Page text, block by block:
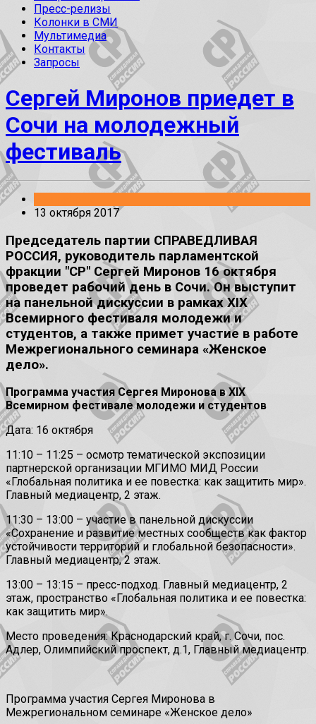
Пресс-релизы
Колонки в СМИ
Мультимедиа
Контакты
Запросы
Сергей Миронов приедет в
Сочи на молодежный
фестиваль
13 октября 2017
Председатель партии СПРАВЕДЛИВАЯ
РОССИЯ, руководитель парламентской
фракции "СР" Сергей Миронов 16 октября
проведет рабочий день в Сочи. Он выступит
на панельной дискуссии в рамках XIX
Всемирного фестиваля молодежи и
студентов, а также примет участие в работе
Межрегионального семинара «Женское
дело».
Программа участия Сергея Миронова вXIX
Всемирном фестивале молодежи и студентов
Дата: 16 октября
11:10 – 11:25 – осмотр тематической экспозиции
партнерской организации МГИМО МИД России
«Глобальная политика и ее повестка: как защитить мир».
Главный медиацентр, 2 этаж.
11:30 – 13:00 – участие в панельной дискуссии
«Сохранение и развитие местных сообществ как фактор
устойчивости территорий и глобальной безопасности».
Главный медиацентр, 2 этаж.
13:00 – 13:15 – пресс-подход. Главный медиацентр, 2
этаж, пространство «Глобальная политика и ее повестка:
как защитить мир».
Место проведения: Краснодарский край, г. Сочи, пос.
Адлер, Олимпийский проспект, д.1, Главный медиацентр.
Программа участия Сергея Миронова в
Межрегиональном семинаре «Женское дело»